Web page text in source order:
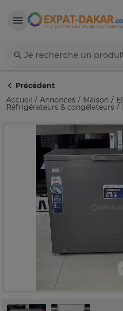
Expat-
Précédent
Accueil
Annonces Maison
Réfrigérateurs & congélateurs